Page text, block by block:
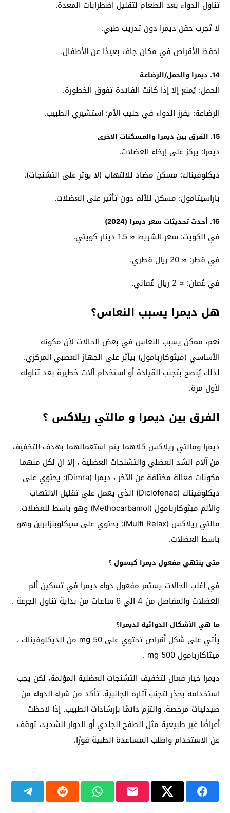
تناول الدواء بعد الطعام لتقليل اضطرابات المعدة.
لا تُجرب حقن ديمرا دون تدريب طبي.
احفظ الأقراص في مكان جاف بعيدًا عن الأطفال.
14. ديمرا والحمل/الرضاعة
الحمل: يُمنع إلا إذا كانت الفائدة تفوق الخطورة.
الرضاعة: يفرز الدواء في حليب الأم؛ استشيري الطبيب.
15. الفرق بين ديمرا والمسكنات الأخرى
ديمرا: يركز على إرخاء العضلات.
ديكلوفيناك: مسكن مضاد للالتهاب (لا يؤثر على التشنجات).
باراسيتامول: مسكن للألم دون تأثير على العضلات.
16. أحدث تحديثات سعر ديمرا (2024)
في الكويت: سعر الشريط ≈ 1.5 دينار كويتي.
في قطر: ≈ 20 ريال قطري.
في عُمان: ≈ 2 ريال عُماني.
هل ديمرا يسبب النعاس؟
نعم، ممكن يسبب النعاس في بعض الحالات لأن مكونه
الأساسي (ميثوكاربامول) بيأثر على الجهاز العصبي المركزي.
لذلك يُنصح بتجنب القيادة أو استخدام آلات خطيرة بعد تناوله
لأول مرة.
الفرق بين ديمرا و مالتي ريلاكس ؟
ديمرا ومالتي ريلاكس كلاهما يتم استعمالهما بهدف التخفيف
من آلام الشد العضلي والتشنجات العضلية ، إلا ان لكل منهما
مكونات فعالة مختلفة عن الآخر ، ديمرا (Dimra): يحتوي على
ديكلوفيناك (Diclofenac) الذى يعمل على تقليل الالتهاب
والألم ميثوكاربامول (Methocarbamol) وهو باسط للعضلات.
مالتي ريلاكس (Multi Relax): يحتوي على سيكلوبنزابرين وهو
باسط العضلات.
متى ينتهي مفعول ديمرا كبسول ؟
في اغلب الحالات يستمر مفعول دواء ديمرا في تسكين ألم
العضلات والمفاصل من 4 الي 6 ساعات من بداية تناول الجرعة .
ما هي الأشكال الدوائية لديمرا؟
يأتي على شكل أقراص تحتوي على 50 mg من الديكلوفيناك ،
ميثاكاربامول 500 mg .
ديمرا خيار فعال لتخفيف التشنجات العضلية المؤلمة، لكن يجب
استخدامه بحذر لتجنب آثاره الجانبية. تأكد من شراء الدواء من
صيدليات مرخصة، والتزم دائمًا بإرشادات الطبيب. إذا لاحظت
أعراضًا غير طبيعية مثل الطفح الجلدي أو الدوار الشديد، توقف
عن الاستخدام واطلب المساعدة الطبية فورًا.